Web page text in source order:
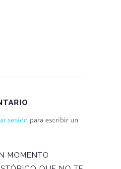
sesión para escribir un
MOMENTO